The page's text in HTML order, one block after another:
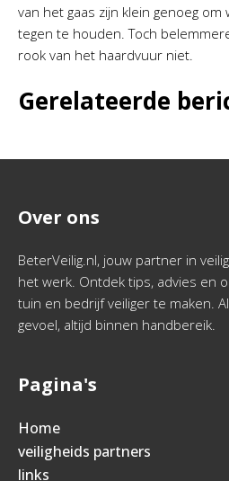
van het gaas zijn klein genoeg om
tegen te houden. Toch
rook van het haardvuur niet.
Gerelateerde
Over ons
BeterVeilig.nl, jouw partner in
het werk. Ontdek tips, advies en
tuin en bedrijf veiliger te maken.
gevoel, altijd binnen handbereik.
Pagina's
Home
veiligheids partners
links